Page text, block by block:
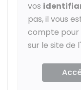
vos
pas, il vous
compte pour
sur le site de